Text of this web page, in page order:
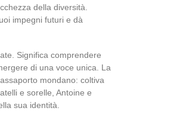
della diversità.
impegni futuri e dà
Significa comprendere
di una voce unica. La
mondano: coltiva
e sorelle, Antoine e
sua identità.